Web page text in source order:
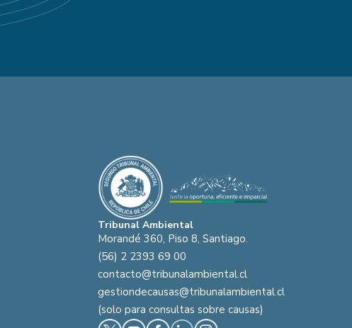
Tribunal Ambiental
Morandé 360, Piso 8, Santiago.
(56) 2 2393 69 00
contacto@tribunalambiental.cl
gestiondecausas@tribunalambiental.cl
(solo para consultas sobre causas)